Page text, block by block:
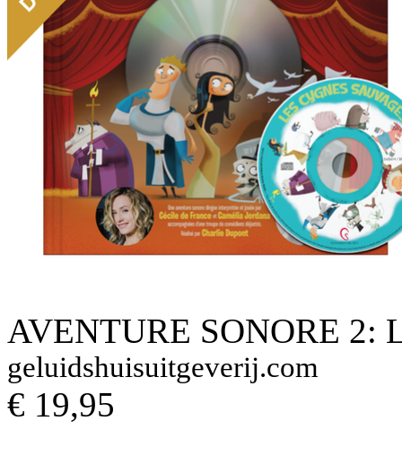
AVENTURE SONORE 2:
geluidshuisuitgeverij.com
€ 19,95